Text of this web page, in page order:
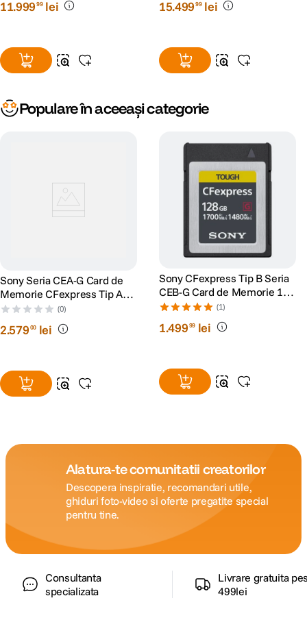
11.99999 lei 15.49999 lei
Populare în aceeași categorie
Sony Seria CEA-G Card de
Memorie CFexpress Tip A
480GB
(0)
2.57900 lei
Sony CFexpress Tip B Seria
CEB-G Card de Memorie 128
GB
(1)
1.49999 lei
Alatura-te comunitatii creatorilor
Descopera inspiratie, recomandari utile,
ghiduri foto-video si oferte pregatite special
pentru tine.
Consultanta
specializata
Livrare gratuita
499lei